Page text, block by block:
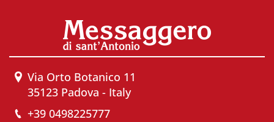
Via Orto Botanico 11
35123 Padova - Italy
+39 0498225777